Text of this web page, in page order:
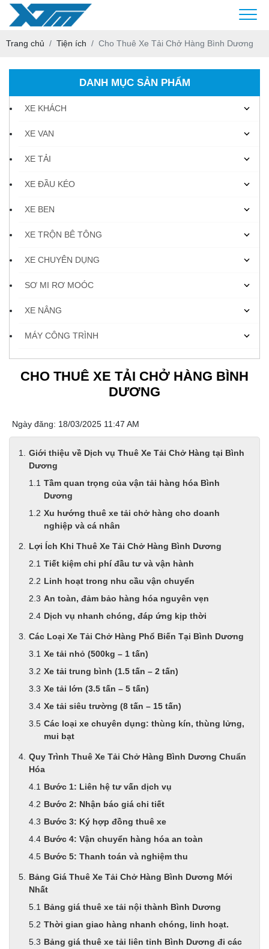
Trang chủ Tiện ích Cho Thuê Xe Tải Chở Hàng Bình Dương
DANH MỤC SẢN PHẨM
XE KHÁCH
XE VAN
XE TẢI
XE ĐẦU KÉO
XE BEN
XE TRỘN BÊ TÔNG
XE CHUYÊN DỤNG
SƠ MI RƠ MOÓC
XE NÂNG
MÁY CÔNG TRÌNH
CHO THUÊ XE TẢI CHỞ HÀNG BÌNH
DƯƠNG
Ngày đăng: 18/03/2025 11:47 AM
Giới thiệu về Dịch vụ Thuê Xe Tải Chở Hàng tại Bình
Dương
Tầm quan trọng của vận tải hàng hóa Bình
Dương
Xu hướng thuê xe tải chở hàng cho doanh
nghiệp và cá nhân
Lợi Ích Khi Thuê Xe Tải Chở Hàng Bình Dương
Tiết kiệm chi phí đầu tư và vận hành
Linh hoạt trong nhu cầu vận chuyển
An toàn, đảm bảo hàng hóa nguyên vẹn
Dịch vụ nhanh chóng, đáp ứng kịp thời
Các Loại Xe Tải Chở Hàng Phổ Biến Tại Bình Dương
Xe tải nhỏ (500kg – 1 tấn)
Xe tải trung bình (1.5 tấn – 2 tấn)
Xe tải lớn (3.5 tấn – 5 tấn)
Xe tải siêu trường (8 tấn – 15 tấn)
Các loại xe chuyên dụng: thùng kín, thùng lửng,
mui bạt
Quy Trình Thuê Xe Tải Chở Hàng Bình Dương Chuẩn
Hóa
Bước 1: Liên hệ tư vấn dịch vụ
Bước 2: Nhận báo giá chi tiết
Bước 3: Ký hợp đồng thuê xe
Bước 4: Vận chuyển hàng hóa an toàn
Bước 5: Thanh toán và nghiệm thu
Bảng Giá Thuê Xe Tải Chở Hàng Bình Dương Mới
Nhất
Bảng giá thuê xe tải nội thành Bình Dương
Thời gian giao hàng nhanh chóng, linh hoạt.
Bảng giá thuê xe tải liên tỉnh Bình Dương đi các